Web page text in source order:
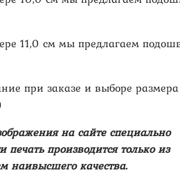
11,0 см мы предлагаем
при заказе и выборе размера
на сайте специально
печать производится только из
наивысшего качества.